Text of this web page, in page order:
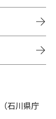
石川県庁